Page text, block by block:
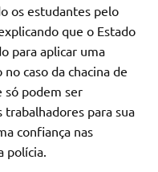
os estudantes pelo
que o Estado
para aplicar uma
caso da chacina de
só podem ser
trabalhadores para sua
confiança nas
polícia.